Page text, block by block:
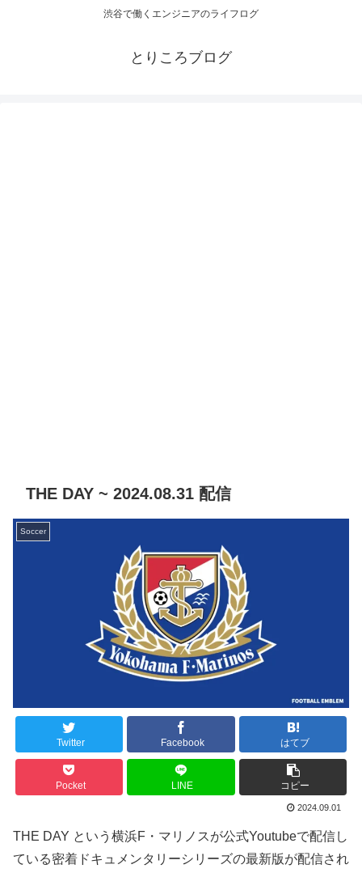
渋谷で働くエンジニアのライフログ
とりころブログ
THE DAY ~ 2024.08.31 配信
Soccer
Twitter Facebook はてブ
Pocket LINE コピー
2024.09.01
THE DAY という横浜F・マリノスが公式Youtubeで配信し
ている密着ドキュメンタリーシリーズの最新版が配信され